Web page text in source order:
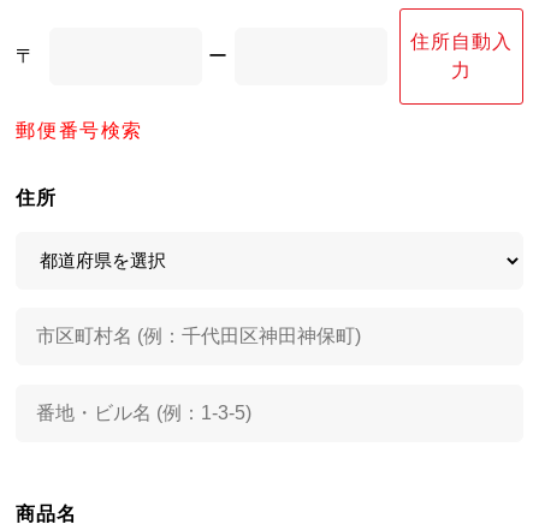
〒 ー
住所自動入
力
郵便番号検索
住所
商品名